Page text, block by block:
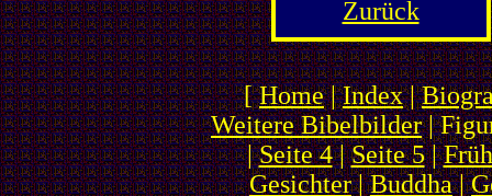
Zurück
[Home|Index|
Weitere Bibelbilder|
|Seite 4|Seite 5|
Gesichter|Buddha|